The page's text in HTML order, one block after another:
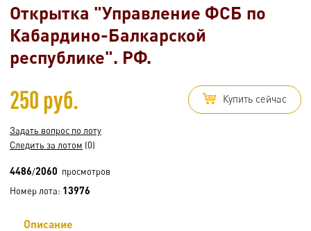
Открытка "Управление ФСБ по
Кабардино-Балкарской
республике". РФ.
250 руб. Купить сейчас
Задать вопрос по лоту
Следить за лотом (0)
4486/2060 просмотров
Номер лота: 13976
Описание